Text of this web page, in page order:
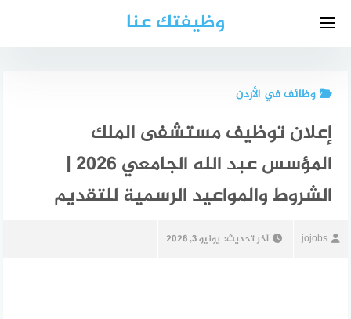
وظيفتك عنا
وظائف في الأردن
إعلان توظيف مستشفى الملك
المؤسس عبد الله الجامعي 2026 |
الشروط والمواعيد الرسمية للتقديم
jojobs آخر تحديث: يونيو 3, 2026